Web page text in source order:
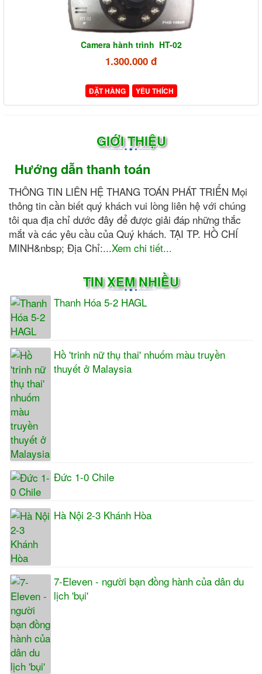
Camera hành trình HT-02
1.300.000 đ
ĐẶT HÀNG YÊU THÍCH
GIỚI THIỆU
Hướng dẫn thanh toán
THÔNG TIN LIÊN HỆ THANG TOÁN PHÁT TRIỂN Mọi
thông tin cần biết quý khách vui lòng liên hệ với chúng
tôi qua địa chỉ dước đây để được giải đáp những thắc
mắt và các yêu cầu của Quý khách. TẠI TP. HỒ CHÍ
MINH&nbsp; Địa Chỉ:...Xem chi tiết...
TIN XEM NHIỀU
Thanh Hóa 5-2 HAGL
Hồ 'trinh nữ thụ thai' nhuốm màu truyền
thuyết ở Malaysia
Đức 1-0 Chile
Hà Nội 2-3 Khánh Hòa
7-Eleven - người bạn đồng hành của dân du
lịch 'bụi'